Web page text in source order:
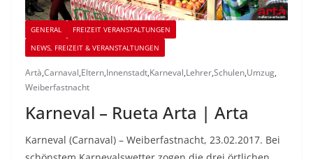
GENERAL
FREIZEIT VERANSTALTUNGEN
NEWS, FREIZEIT & VERANSTALTUNGEN
Artà,Carnaval,Eltern,Innenstadt,Karneval,Lehrer,Schulen,Umzug,
Weiberfastnacht
Karneval – Rueta Arta | Arta
Karneval (Carnaval) – Weiberfastnacht, 23.02.2017. Bei